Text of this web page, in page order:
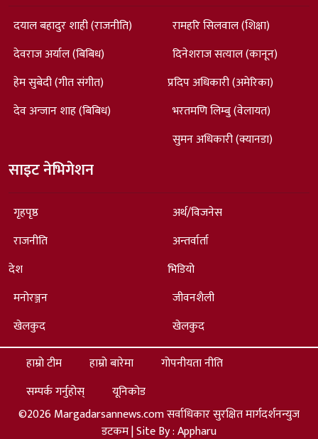
दयाल बहादुर शाही (राजनीति)
देवराज अर्याल (बिबिध)
हेम सुबेदी (गीत संगीत)
देव अन्जान शाह (बिबिध)
रामहरि सिलवाल (शिक्षा)
दिनेशराज सत्याल (कानून)
प्रदिप अधिकारी (अमेरिका)
भरतमणि लिम्बु (वेलायत)
सुमन अधिकारी (क्यानडा)
साइट नेभिगेशन
गृहपृष्ठ
राजनीति
देश
मनोरञ्जन
खेलकुद
अर्थ/विजनेस
अन्तर्वार्ता
भिडियो
जीवनशैली
खेलकुद
हाम्रो टीम
हाम्रो बारेमा
गोपनीयता नीति
सम्पर्क गर्नुहोस्
यूनिकोड
©2026 Margadarsannews.com सर्वाधिकार सुरक्षित मार्गदर्शनन्युज
डटकम | Site By :Appharu